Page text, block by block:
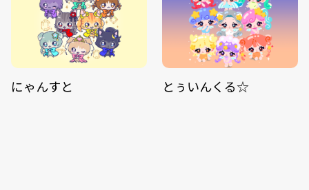
にゃんすと とぅいんくる☆